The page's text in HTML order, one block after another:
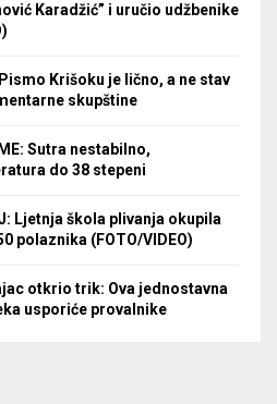
Karadžić” i uručio udžbenike
Krišoku je lično, a ne stav
skupštine
Sutra nestabilno,
do 38 stepeni
Ljetnja škola plivanja okupila
polaznika (FOTO/VIDEO)
otkrio trik: Ova jednostavna
usporiće provalnike